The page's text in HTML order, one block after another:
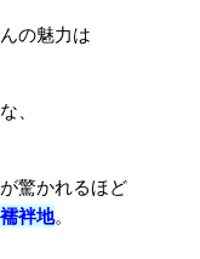
の魅力は
、
驚かれるほど
袢地。